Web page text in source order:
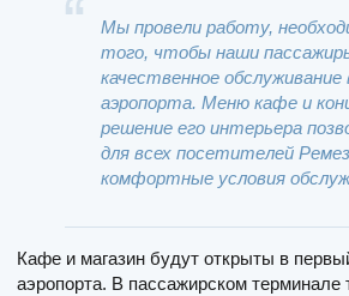
Мы провели работу,
того, чтобы наши
качественное
аэропорта. Меню кафе и
решение его интерьера
для всех посетителей
комфортные условия
Кафе и магазин будут открыты в
аэропорта. В пассажирском терминале